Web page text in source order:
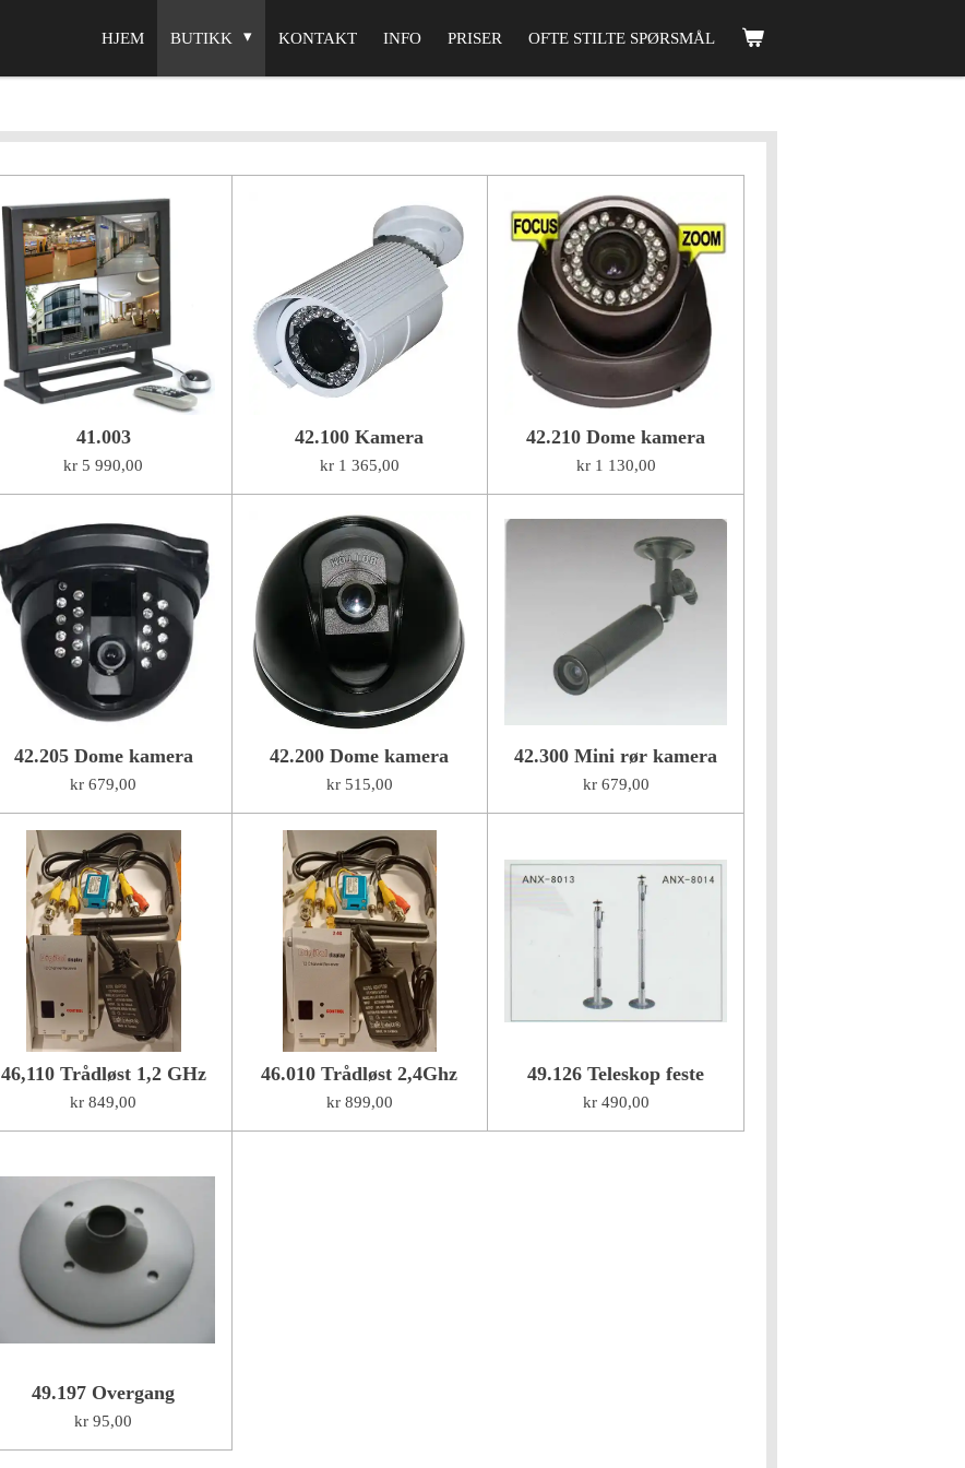
HJEM BUTIKK KONTAKT INFO PRISER OFTE STILTE SPØRSMÅL
41.003
kr 5 990,00
42.100 Kamera
kr 1 365,00
42.210 Dome kamera
kr 1 130,00
42.205 Dome kamera
kr 679,00
42.200 Dome kamera
kr 515,00
42.300 Mini rør kamera
kr 679,00
46,110 Trådløst 1,2 GHz
kr 849,00
46.010 Trådløst 2,4Ghz
kr 899,00
49.126 Teleskop feste
kr 490,00
49.197 Overgang
kr 95,00